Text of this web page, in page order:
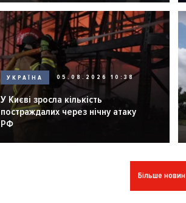
УКРАЇНА 05.08.2026 10:38
У Києві зросла кількість
постраждалих через нічну атаку
РФ
Більше новин